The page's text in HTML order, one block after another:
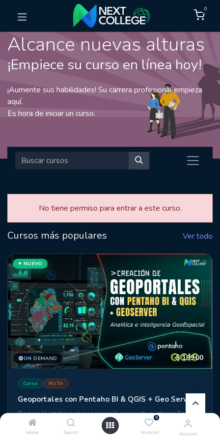
Home Search
0
Wishlist Account
0
Alcance nuevas alturas
¡Empiece su curso en línea hoy!
¡Aumente sus habilidades! Su carrera profesional empieza
aquí.
Es hora de iniciar un curso.
No tiene permiso para entrar a este curso.
Ver todo
Cursos más populares
ON DEMAND
✦ NUEVO
$199.00
Curso RUTA
Geoportales con Pentaho BI & QGIS + Geo Server
Domina la inteligencia geoespacial corporativa: integra Pentaho,
QGIS y GeoServer para construir portales de datos con mapas
interactivos, dashboards dinámicos y análisis territorial